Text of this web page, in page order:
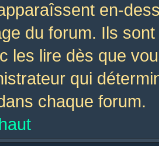
en-
du forum. Ils
les lire dès que
qui
chaque forum.